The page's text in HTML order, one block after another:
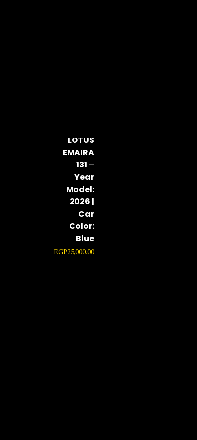
LOTUS
EMAIRA
131 –
Year
Model:
2026 |
Car
Color:
Blue
EGP25,000.00